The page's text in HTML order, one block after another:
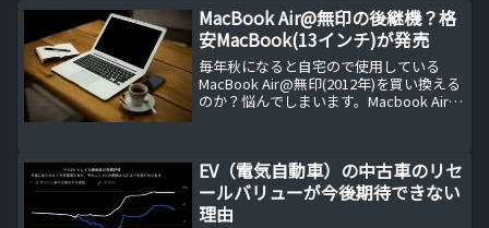
MacBook(12インチ)を購入する気満々で
し...
MacBook Air@無印の後継機？格
安MacBook(13インチ)が発売
毎年秋になると自宅ので使用している
MacBook Air@無印(2012年)を買い換える
のか？悩んでしまいます。Macbook Air@
EV（電気自動車）の中古車のリセ
ールバリューが今後期待できない
理由